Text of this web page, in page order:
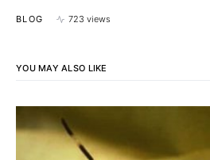
BLOG 723 views
YOU MAY ALSO LIKE